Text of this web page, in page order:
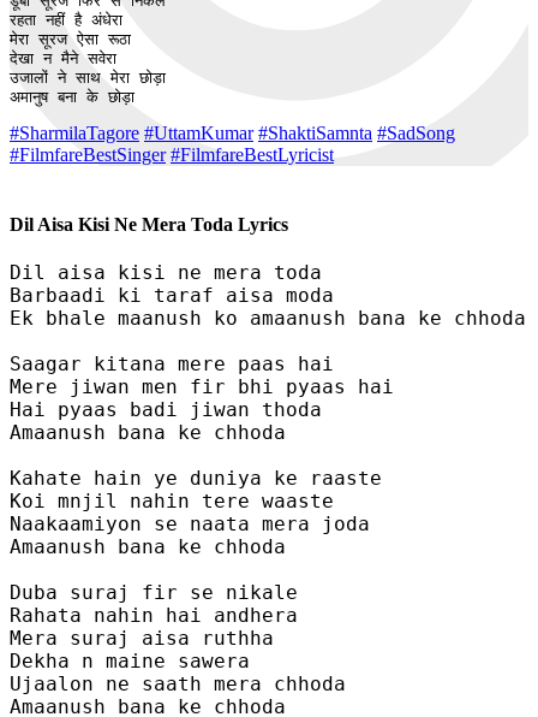
रहता नहीं है अंधेरा
मेरा सूरज ऐसा रूठा
देखा न मैने सवेरा
उजालों ने साथ मेरा छोड़ा
अमानुष बना के छोड़ा
#SharmilaTagore #UttamKumar #ShaktiSamnta #SadSong
#FilmfareBestSinger #FilmfareBestLyricist
Dil Aisa Kisi Ne Mera Toda Lyrics
Dil aisa kisi ne mera toda
Barbaadi ki taraf aisa moda
Ek bhale maanush ko amaanush bana ke chhoda
Saagar kitana mere paas hai
Mere jiwan men fir bhi pyaas hai
Hai pyaas badi jiwan thoda
Amaanush bana ke chhoda
Kahate hain ye duniya ke raaste
Koi mnjil nahin tere waaste
Naakaamiyon se naata mera joda
Amaanush bana ke chhoda
Duba suraj fir se nikale
Rahata nahin hai andhera
Mera suraj aisa ruthha
Dekha n maine sawera
Ujaalon ne saath mera chhoda
Amaanush bana ke chhoda